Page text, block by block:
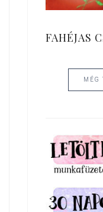
FAHÉJAS
MÉG